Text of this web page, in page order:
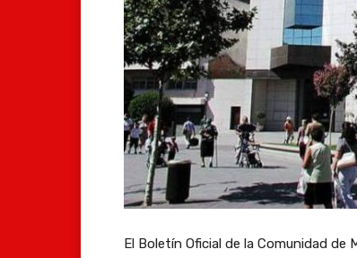
El Boletín Oficial de la Comunidad de